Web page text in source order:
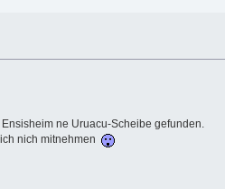
ne Uruacu-Scheibe gefunden.
nich mitnehmen